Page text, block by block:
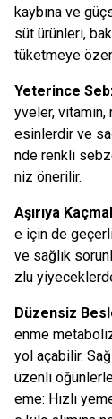
kaybına ve
süt ürünleri,
tüketmeye
Yeterince
yveler, vitamin,
esinlerdir ve
nde renkli
niz önerilir.
Aşırıya
e için de
ve sağlık
zlu
Düzensiz
enme
yol açabilir.
üzenli
eme: Hızlı